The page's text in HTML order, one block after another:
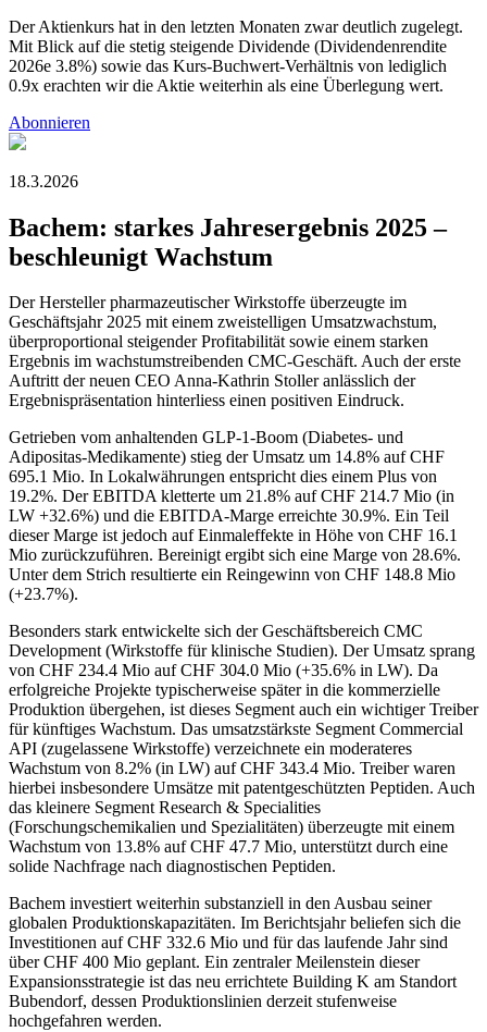
Der Aktienkurs hat in den letzten Monaten zwar deutlich zugelegt.
Mit Blick auf die stetig steigende Dividende (Dividendenrendite
2026e 3.8%) sowie das Kurs-Buchwert-Verhältnis von lediglich
0.9x erachten wir die Aktie weiterhin als eine Überlegung wert.
Abonnieren
18.3.2026
Bachem: starkes Jahresergebnis 2025 –
beschleunigt Wachstum
Der Hersteller pharmazeutischer Wirkstoffe überzeugte im
Geschäftsjahr 2025 mit einem zweistelligen Umsatzwachstum,
überproportional steigender Profitabilität sowie einem starken
Ergebnis im wachstumstreibenden CMC-Geschäft. Auch der erste
Auftritt der neuen CEO Anna-Kathrin Stoller anlässlich der
Ergebnispräsentation hinterliess einen positiven Eindruck.
Getrieben vom anhaltenden GLP-1-Boom (Diabetes- und
Adipositas-Medikamente) stieg der Umsatz um 14.8% auf CHF
695.1 Mio. In Lokalwährungen entspricht dies einem Plus von
19.2%. Der EBITDA kletterte um 21.8% auf CHF 214.7 Mio (in
LW +32.6%) und die EBITDA-Marge erreichte 30.9%. Ein Teil
dieser Marge ist jedoch auf Einmaleffekte in Höhe von CHF 16.1
Mio zurückzuführen. Bereinigt ergibt sich eine Marge von 28.6%.
Unter dem Strich resultierte ein Reingewinn von CHF 148.8 Mio
(+23.7%).
Besonders stark entwickelte sich der Geschäftsbereich CMC
Development (Wirkstoffe für klinische Studien). Der Umsatz sprang
von CHF 234.4 Mio auf CHF 304.0 Mio (+35.6% in LW). Da
erfolgreiche Projekte typischerweise später in die kommerzielle
Produktion übergehen, ist dieses Segment auch ein wichtiger Treiber
für künftiges Wachstum. Das umsatzstärkste Segment Commercial
API (zugelassene Wirkstoffe) verzeichnete ein moderateres
Wachstum von 8.2% (in LW) auf CHF 343.4 Mio. Treiber waren
hierbei insbesondere Umsätze mit patentgeschützten Peptiden. Auch
das kleinere Segment Research & Specialities
(Forschungschemikalien und Spezialitäten) überzeugte mit einem
Wachstum von 13.8% auf CHF 47.7 Mio, unterstützt durch eine
solide Nachfrage nach diagnostischen Peptiden.
Bachem investiert weiterhin substanziell in den Ausbau seiner
globalen Produktionskapazitäten. Im Berichtsjahr beliefen sich die
Investitionen auf CHF 332.6 Mio und für das laufende Jahr sind
über CHF 400 Mio geplant. Ein zentraler Meilenstein dieser
Expansionsstrategie ist das neu errichtete Building K am Standort
Bubendorf, dessen Produktionslinien derzeit stufenweise
hochgefahren werden.